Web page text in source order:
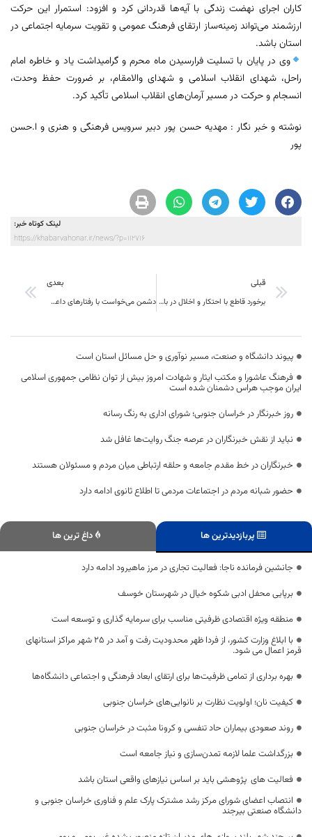
کاران اجرای نهضت زندگی با آیه‌ها قدردانی کرد و افزود: استمرار این حرکت
ارزشمند می‌تواند زمینه‌ساز ارتقای فرهنگ عمومی و تقویت سرمایه اجتماعی در
استان باشد.
وی در پایان با تسلیت فرارسیدن ماه محرم و گرامیداشت یاد و خاطره امام
راحل، شهدای انقلاب اسلامی و شهدای والامقام، بر ضرورت حفظ وحدت،
انسجام و حرکت در مسیر آرمان‌های انقلاب اسلامی تأکید کرد.
نوشته و خبر نگار : مهدیه حسن پور دبیر سرویس فرهنگی و هنری و ا.حسن
پور
لینک کوتاه خبر:
https://khabarvahonar.ir/news/?p=112716
قبلی
برخورد قاطع با احتکار و اخلال در بازار بدون اغماض انجام می‌شود
بعدی
دشمن می‌خواست با رفتارهای داعش‌گونه، ترس و وحشت را در دل مردم ایجاد کند
پیوند دانشگاه و صنعت، مسیر نوآوری و حل مسائل استان است
فرهنگ عاشورا و مکتب ایثار و شهادت امروز بیش از توان نظامی جمهوری اسلامی
ایران موجب هراس دشمنان شده است
روز خبرنگار در خراسان جنوبی؛ شورای اداری به رنگ رسانه
نباید از نقش خبرنگاران در عرصه جنگ روایت‌ها غافل شد
خبرنگاران در خط مقدم جامعه و حلقه ارتباطی میان مردم و مسئولان هستند
حضور شبانه مردم در اجتماعات مردمی تا اطلاع ثانوی ادامه دارد
پربازدیدترین ها داغ ترین ها
جانشین فرمانده ناجا: فعالیت تجاری در مرز ماهیرود ادامه دارد
برپایی محفل ادبی شکوه خیال در شهرستان خوسف
منطقه ویژه اقتصادی ظرفیتی مناسب برای سرمایه گذاری و توسعه است
با ابلاغ وزارت کشور، از فردا ظهر محدودیت رفت و آمد در 25 شهر مراکز استانهای
قرمز اعمال می شود.
بهره برداری از تمامی ظرفیت‌ها برای ارتقای ابعاد فرهنگی و اجتماعی دانشگاه‌ها
کیفیت نان؛ اولویت نظارت بر نانوایی‌های خراسان جنوبی
روند صعودی بیماران حاد تنفسی و کرونا مثبت در خراسان جنوبی
بزرگداشت علما لازمه تمدن‌سازی و نیاز جامعه است
فعالیت های پژوهشی باید بر اساس نیازهای واقعی استان باشد
انتصاب اعضای شورای مرکز رشد مشترک پارک علم و فناوری خراسان جنوبی و
دانشگاه صنعتی بیرجند